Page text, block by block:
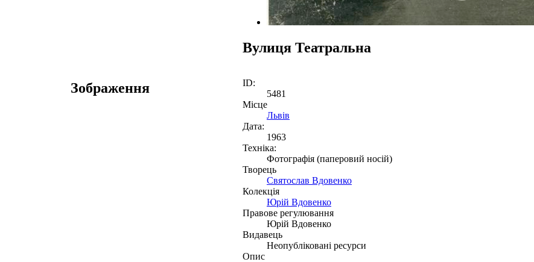
Вулиця Театральна
Зображення
ID:
5481
Місце
Львів
Дата:
1963
Техніка:
Фотографія (паперовий носій)
Творець
Святослав Вдовенко
Колекція
Юрій Вдовенко
Правове регулювання
Юрій Вдовенко
Видавець
Неопубліковані ресурси
Опис